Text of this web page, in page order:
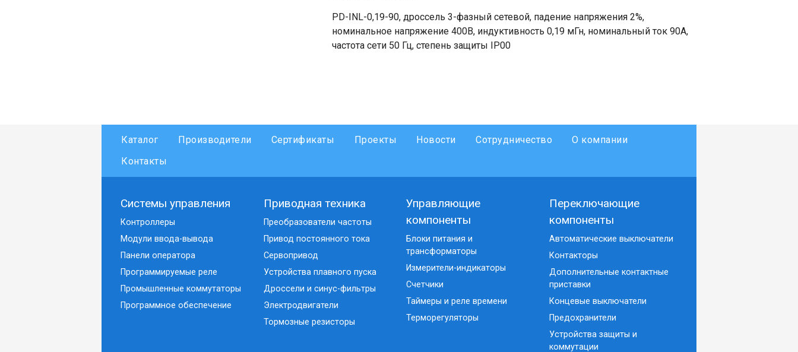
PD-INL-0,19-90, дроссель 3-фазный сетевой, падение напряжения 2%,
номинальное напряжение 400В, индуктивность 0,19 мГн, номинальный ток 90А,
частота сети 50 Гц, степень защиты IP00
Каталог Производители Сертификаты Проекты Новости Сотрудничество
О компании
Контакты
Системы управления
Контроллеры
Модули ввода-вывода
Панели оператора
Программируемые реле
Промышленные коммутаторы
Программное обеспечение
Приводная техника
Преобразователи частоты
Привод постоянного тока
Сервопривод
Устройства плавного пуска
Дроссели и синус-фильтры
Электродвигатели
Тормозные резисторы
Управляющие
компоненты
Блоки питания и
трансформаторы
Измерители-индикаторы
Счетчики
Таймеры и реле времени
Терморегуляторы
Переключающие
компоненты
Автоматические выключатели
Контакторы
Дополнительные контактные
приставки
Концевые выключатели
Предохранители
Устройства защиты и
коммутации